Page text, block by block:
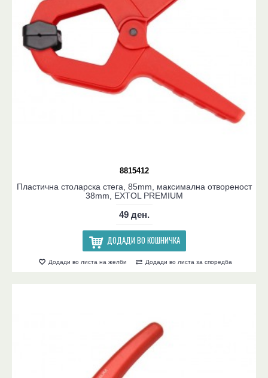
8815412
Пластична столарска стега, 85mm, максимална отвореност
38mm, EXTOL PREMIUM
49 ден.
ДОДАДИ ВО КОШНИЧКА
Додади во листа на желби Додади во листа за споредба